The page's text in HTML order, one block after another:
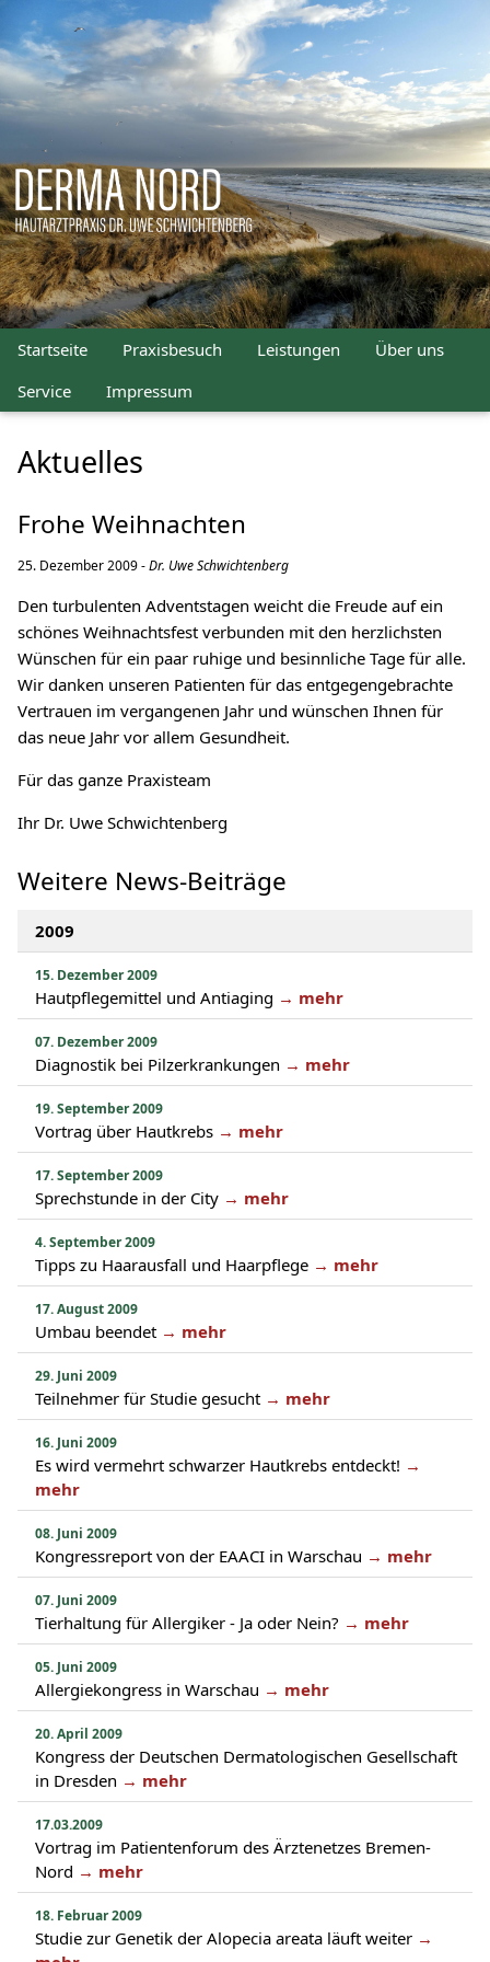
Startseite Praxisbesuch Leistungen
Über uns
Service
Impressum
Aktuelles
Frohe Weihnachten
25. Dezember 2009 -Dr. Uwe Schwichtenberg
Den turbulenten Adventstagen weicht die Freude auf ein
schönes Weihnachtsfest verbunden mit den herzlichsten
Wünschen für ein paar ruhige und besinnliche Tage für alle.
Wir danken unseren Patienten für das entgegengebrachte
Vertrauen im vergangenen Jahr und wünschen Ihnen für
das neue Jahr vor allem Gesundheit.
Für das ganze Praxisteam
Ihr Dr. Uwe Schwichtenberg
Weitere News-Beiträge
2009
15. Dezember 2009
Hautpflegemittel und Antiaging → mehr
07. Dezember 2009
Diagnostik bei Pilzerkrankungen → mehr
19. September 2009
Vortrag über Hautkrebs → mehr
17. September 2009
Sprechstunde in der City → mehr
4. September 2009
Tipps zu Haarausfall und Haarpflege → mehr
17. August 2009
Umbau beendet → mehr
29. Juni 2009
Teilnehmer für Studie gesucht → mehr
16. Juni 2009
Es wird vermehrt schwarzer Hautkrebs entdeckt! →
mehr
08. Juni 2009
Kongressreport von der EAACI in Warschau → mehr
07. Juni 2009
Tierhaltung für Allergiker - Ja oder Nein? → mehr
05. Juni 2009
Allergiekongress in Warschau → mehr
20. April 2009
Kongress der Deutschen Dermatologischen Gesellschaft
in Dresden → mehr
17.03.2009
Vortrag im Patientenforum des Ärztenetzes Bremen-
Nord → mehr
18. Februar 2009
Studie zur Genetik der Alopecia areata läuft weiter →